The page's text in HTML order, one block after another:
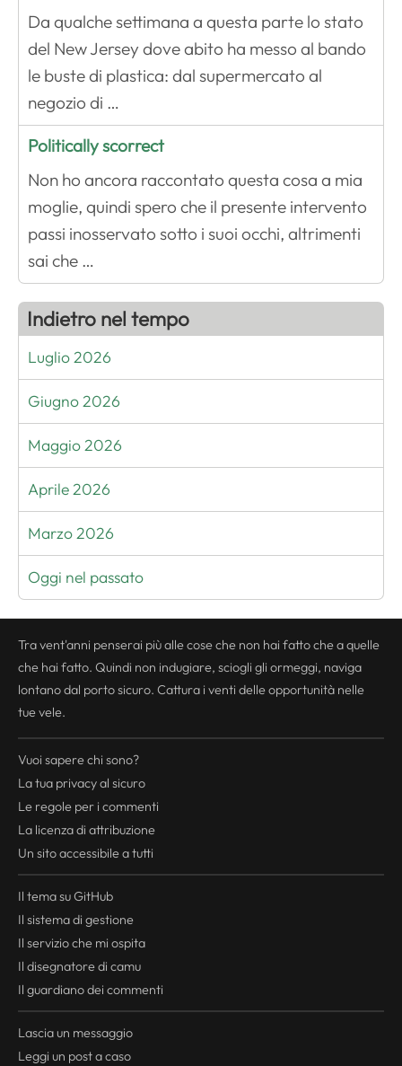
Da qualche settimana a questa parte lo stato
del New Jersey dove abito ha messo al bando
le buste di plastica: dal supermercato al
negozio di …
Politically scorrect
Non ho ancora raccontato questa cosa a mia
moglie, quindi spero che il presente intervento
passi inosservato sotto i suoi occhi, altrimenti
sai che …
Indietro nel tempo
Luglio 2026
Giugno 2026
Maggio 2026
Aprile 2026
Marzo 2026
Oggi nel passato
Tra vent'anni penserai più alle cose che non hai fatto che a quelle
che hai fatto. Quindi non indugiare, sciogli gli ormeggi, naviga
lontano dal porto sicuro. Cattura i venti delle opportunità nelle
tue vele.
Vuoi sapere chi sono?
La tua privacyal sicuro
Le regole per i commenti
La licenza di attribuzione
Un sito accessibile a tutti
Il tema su GitHub
Il sistema di gestione
Il servizio che mi ospita
Il disegnatore di camu
Il guardiano dei commenti
Lascia un messaggio
Leggi un post a caso